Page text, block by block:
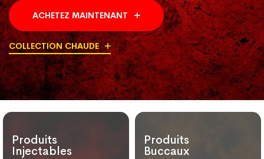
ACHETEZ MAINTENANT
COLLECTION CHAUDE
Produits
Injectables
Produits
Buccaux